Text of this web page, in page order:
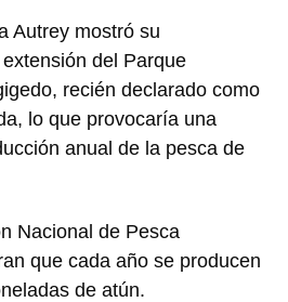
Autrey mostró su
del Parque
recién declarado como
lo que provocaría una
anual de la pesca de
Nacional de Pesca
que cada año se producen
de atún.